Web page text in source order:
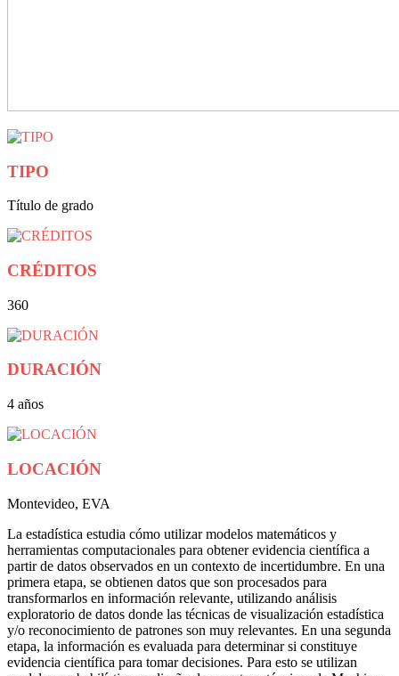
TIPO
Título de grado
CRÉDITOS
360
DURACIÓN
4 años
LOCACIÓN
Montevideo, EVA
La estadística estudia cómo utilizar modelos matemáticos y
herramientas computacionales para obtener evidencia científica a
partir de datos observados en un contexto de incertidumbre. En una
primera etapa, se obtienen datos que son procesados para
transformarlos en información relevante, utilizando análisis
exploratorio de datos donde las técnicas de visualización estadística
y/o reconocimiento de patrones son muy relevantes. En una segunda
etapa, la información es evaluada para determinar si constituye
evidencia científica para tomar decisiones. Para esto se utilizan